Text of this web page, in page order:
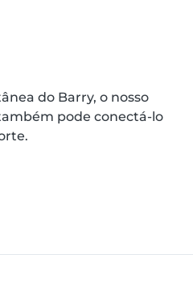
do Barry, o nosso
pode conectá-lo